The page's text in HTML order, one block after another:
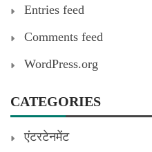
Entries feed
Comments feed
WordPress.org
CATEGORIES
एंटरटेनमेंट